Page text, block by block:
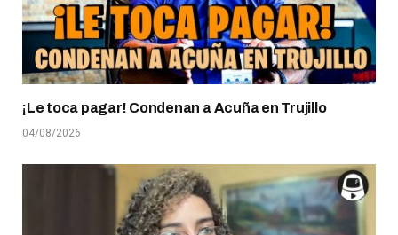
¡Le toca pagar! Condenan a Acuña en Trujillo
04/08/2026